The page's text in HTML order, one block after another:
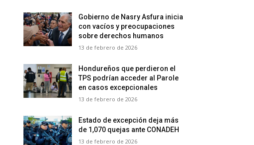
Gobierno de Nasry Asfura inicia
con vacíos y preocupaciones
sobre derechos humanos
13 de febrero de 2026
Hondureños que perdieron el
TPS podrían acceder al Parole
en casos excepcionales
13 de febrero de 2026
Estado de excepción deja más
de 1,070 quejas ante CONADEH
13 de febrero de 2026